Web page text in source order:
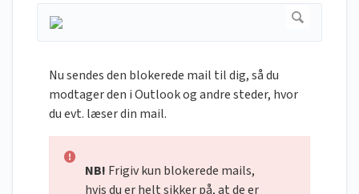
Nu sendes den blokerede mail til dig, så du
modtager den i Outlook og andre steder, hvor
du evt. læser din mail.
NB! Frigiv kun blokerede mails,
hvis du er helt sikker på, at de er